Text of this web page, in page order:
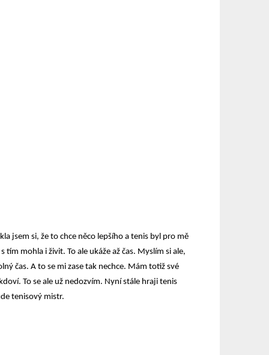
jsem si, že to chce něco lepšího a tenis byl pro mě
mohla i živit. To ale ukáže až čas. Myslím si ale,
čas. A to se mi zase tak nechce. Mám totiž své
To se ale už nedozvím. Nyní stále hraji tenis
tenisový mistr.